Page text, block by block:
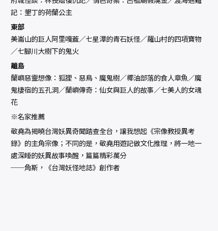
記：墾丁的荷蘭公主
東部
美崙山的巨人阿里嘎蓋／七星潭的青石妖怪／羅山村的四項寶物
／七腳川大樹下的鬼火
離島
蘭嶼惡靈想像：狐狸、惡鳥、魔鬼樹／椰油部落的食人章魚／魔
鬼棲宿的五孔洞／蘭嶼傳奇：仙女與巨人的故事／七美人的女魂
花
※名家推薦
敬堯為揭曉台灣妖異奇聞踏查全台，讓我想起《宗像教授異考
錄》的主角宗像；不同的是，敬堯用遊記做文化推理，將一地一
處深睡的妖異故事喚醒，篇篇精彩萬分
──角斯，《台灣妖怪地誌》創作者